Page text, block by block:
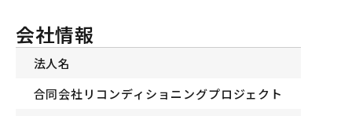
会社情報
法人名
合同会社リコンディショニングプロジェクト